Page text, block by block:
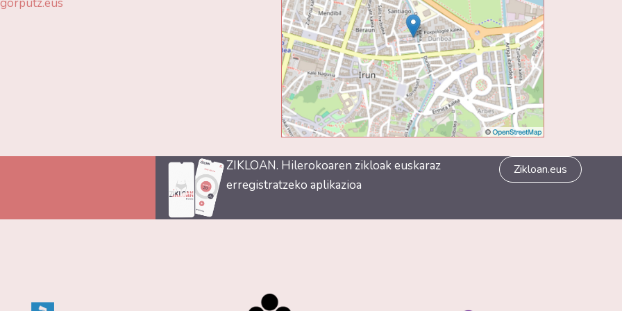
ZIKLOAN. Hilerokoaren zikloak euskaraz
erregistratzeko aplikazioa
Zikloan.eus